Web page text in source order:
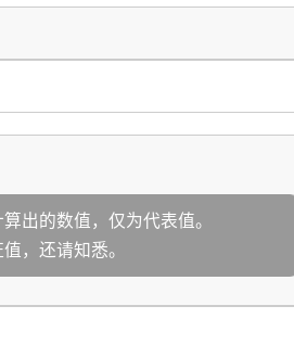
出的数值，仅为代表值。
，还请知悉。